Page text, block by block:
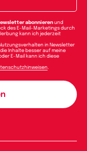
abonnieren und
des E-Mail-Marketings durch
kann ich jederzeit
in Newsletter
Inhalte besser auf meine
E-Mail kann ich diese
.